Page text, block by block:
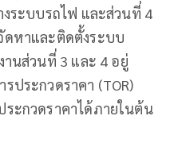
ระบบรถไฟ และส่วนที่ 4
ดหาและติดตั้งระบบ
านส่วนที่ 3 และ 4 อยู่
รประกวดราคา (TOR)
ระกวดราคาได้ภายในต้น